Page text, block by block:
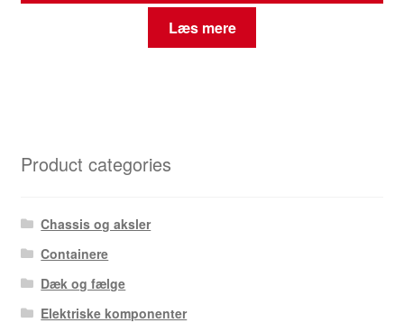
Læs mere
Product categories
Chassis og aksler
Containere
Dæk og fælge
Elektriske komponenter